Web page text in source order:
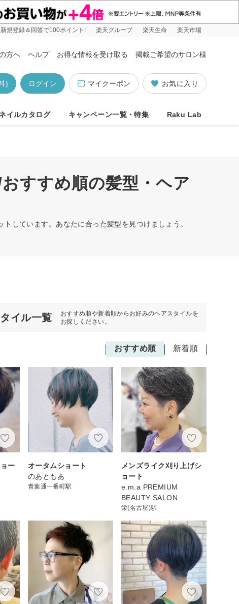
新規登録＆回答で100ポイント! 楽天グループ 楽天生命 楽天市場
方へ ヘルプ お得な情報を受け取る 掲載ご希望のサロン様
お気に入り
マイクーポン
ログイン
)
イルカタログ キャンペーン一覧・特集 Raku Lab
すすめ順の髪型・ヘア
しています。あなたに合った髪型を見つけましょう。
イル一覧
おすすめ順や新着順からお好みのヘアスタイルを
お探しください。
おすすめ順 新着順
ー
オータムショート
のあともあ
青葉通一番町駅
メンズライク刈り上げシ
ョート
e.m.a PREMIUM
BEAUTY SALON
栄(名古屋)駅